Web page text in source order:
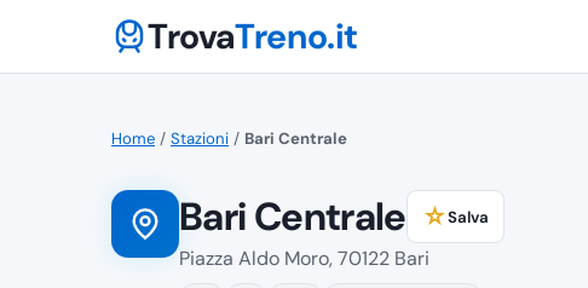
TrovaTreno.it
Home / Stazioni / Bari Centrale
Bari Centrale ☆Salva
Piazza Aldo Moro, 70122 Bari